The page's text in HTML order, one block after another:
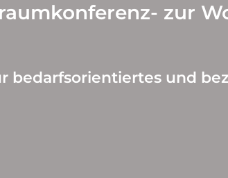
zur
bedarfsorientiertes und